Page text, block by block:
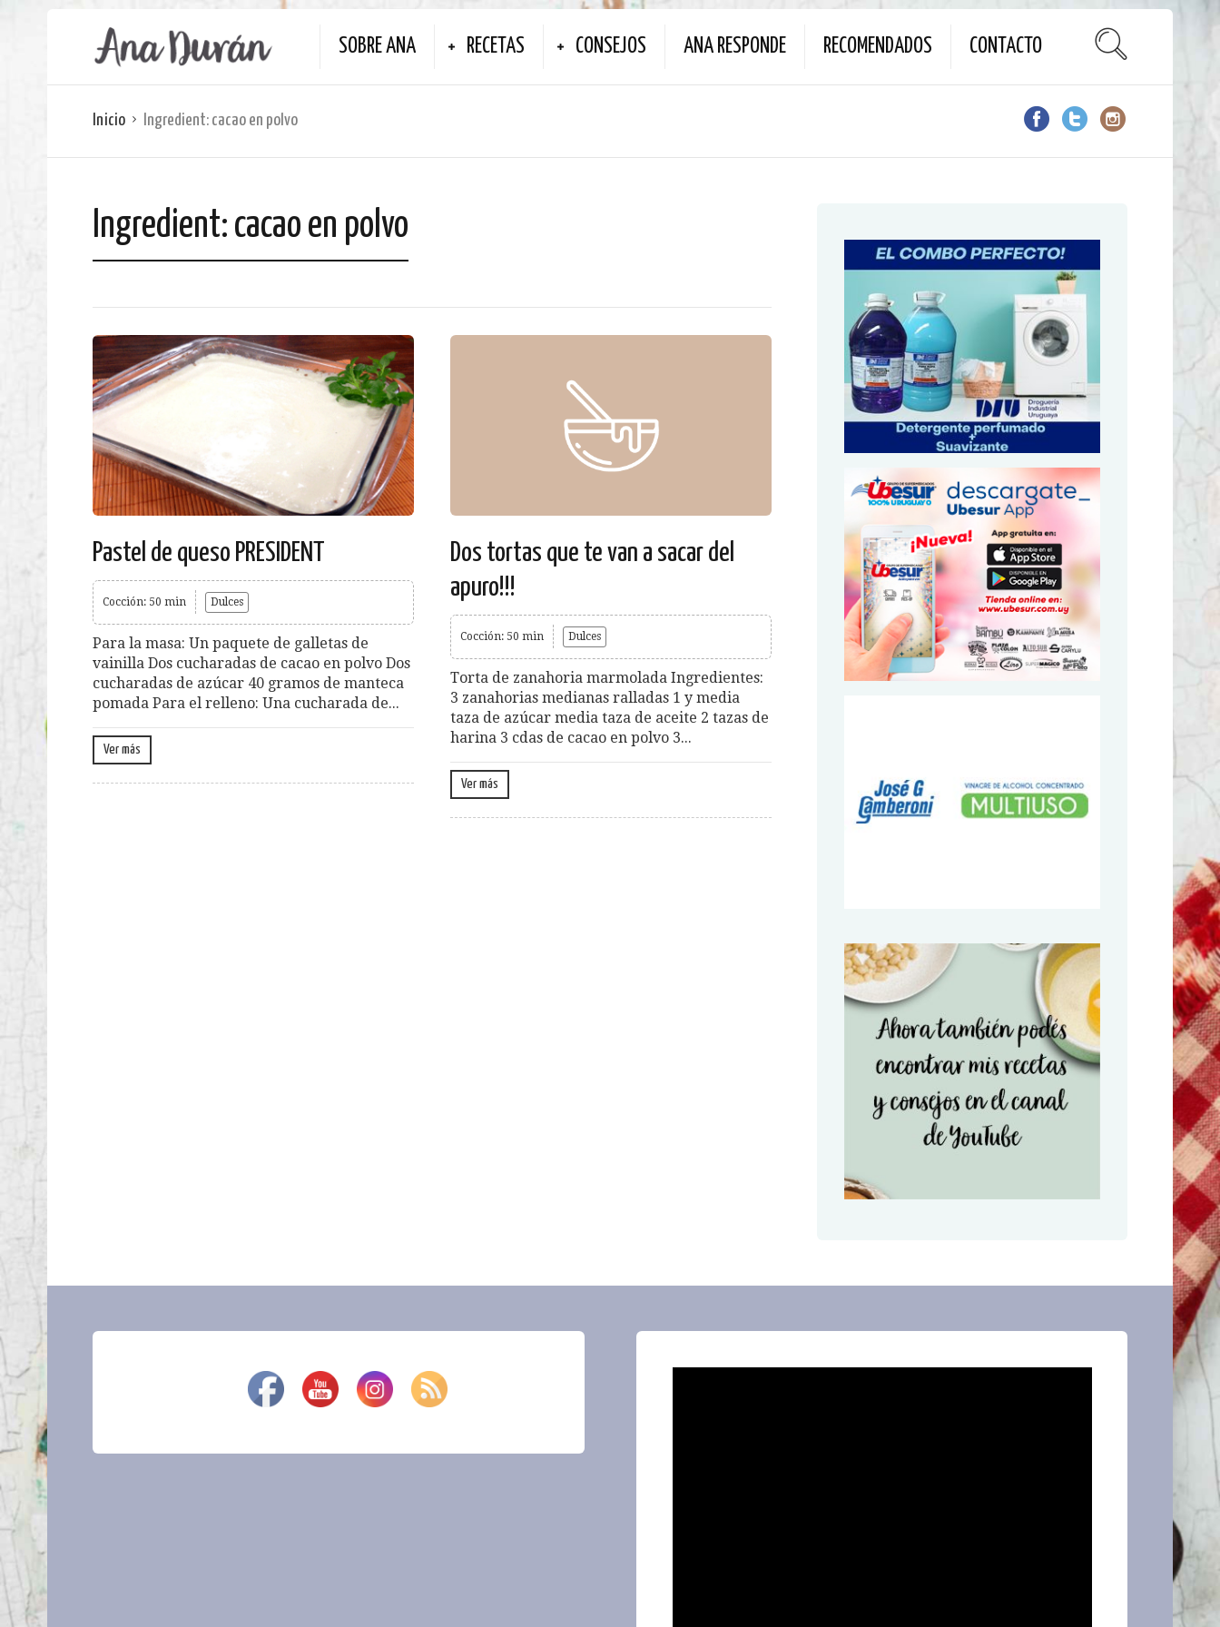
SOBRE ANA RECETAS CONSEJOS ANA RESPONDE RECOMENDADOS CONTACTO
Inicio Ingredient: cacao en polvo
Ingredient: cacao en polvo
Pastel de queso PRESIDENT
Cocción: 50 min Dulces
Para la masa: Un paquete de galletas de
vainilla Dos cucharadas de cacao en polvo Dos
cucharadas de azúcar 40 gramos de manteca
pomada Para el relleno: Una cucharada de...
Ver más
Dos tortas que te van a sacar del
apuro!!!
Cocción: 50 min Dulces
Torta de zanahoria marmolada Ingredientes:
3 zanahorias medianas ralladas 1 y media
taza de azúcar media taza de aceite 2 tazas de
harina 3 cdas de cacao en polvo 3...
Ver más